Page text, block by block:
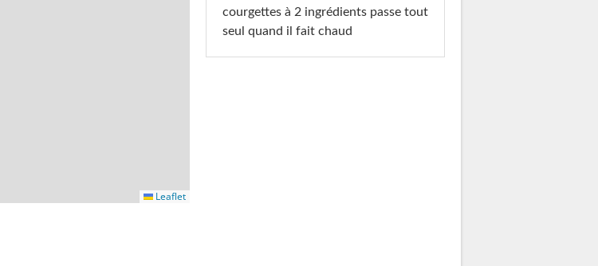
Leaflet
courgettes à 2 ingrédients passe tout
seul quand il fait chaud